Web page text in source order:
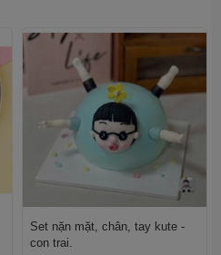
Set nặn mặt, chân, tay kute -
con trai.